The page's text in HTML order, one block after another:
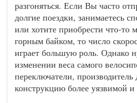
разгоняться. Если Вы часто
долгие поездки, занимаетесь
или хотите приобрести что-то
горным байком, то число
играет большую роль. Однако
изменении веса самого
переключатели, производитель
конструкцию более уязвимой и